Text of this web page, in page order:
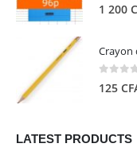
1 200
Crayon
125
LATEST PRODUCTS